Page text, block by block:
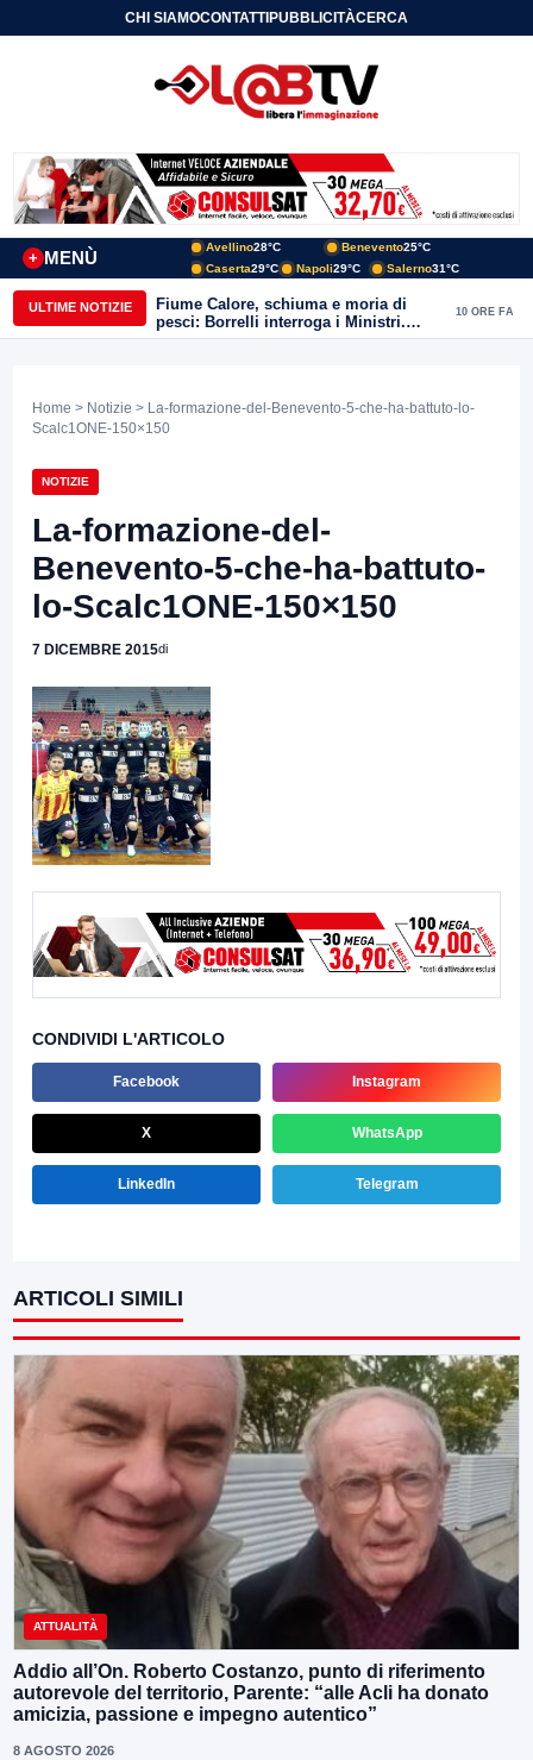
CHI SIAMOCONTATTIPUBBLICITÀCERCA
MENÙ
+
Avellino28°C Benevento25°C
Caserta29°C Napoli29°C Salerno31°C
ULTIME NOTIZIE
Fiume Calore, schiuma e moria di
pesci: Borrelli interroga i Ministri.
“Benevento paga l’assenza del
10 ORE FA
Home > Notizie > La-formazione-del-Benevento-5-che-ha-battuto-lo-
Scalc1ONE-150×150
NOTIZIE
La-formazione-del-
Benevento-5-che-ha-battuto-
lo-Scalc1ONE-150×150
7 DICEMBRE 2015di
CONDIVIDI L'ARTICOLO
Facebook Instagram
X WhatsApp
LinkedIn Telegram
ARTICOLI SIMILI
ATTUALITÀ
Addio all’On. Roberto Costanzo, punto di riferimento
autorevole del territorio, Parente: “alle Acli ha donato
amicizia, passione e impegno autentico”
8 AGOSTO 2026